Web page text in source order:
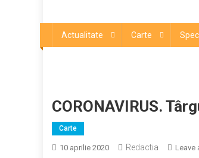
Actualitate Carte
CORONAVIRUS.
Carte
10 aprilie 2020 Redactia Leave